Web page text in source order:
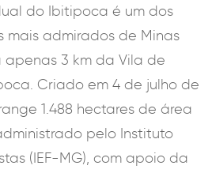
do Ibitipoca é um dos
mais admirados de Minas
apenas 3 km da Vila de
Criado em 4 de julho de
1.488 hectares de área
pelo Instituto
(IEF-MG), com apoio da